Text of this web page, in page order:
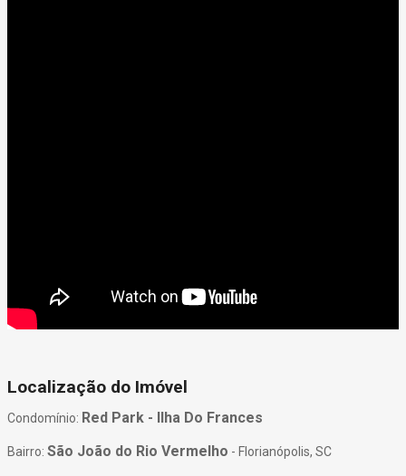
Localização do Imóvel
Condomínio: Red Park - Ilha Do Frances
Bairro: São João do Rio Vermelho - Florianópolis, SC